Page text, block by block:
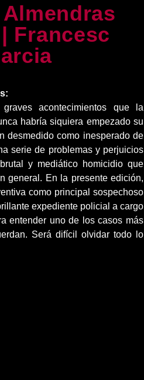
Francesc
acontecimientos que la
habría siquiera empezado su
desmedido como inesperado de
serie de problemas y perjuicios
y mediático homicidio que
general. En la presente edición,
como principal sospechoso
expediente policial a cargo
entender uno de los casos más
Será difícil olvidar todo lo